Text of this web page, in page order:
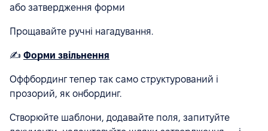
або затвердження форми
Прощавайте ручні нагадування.
✍️ Форми звільнення
Оффбординг тепер так само структурований і
прозорий, як онбординг.
Створюйте шаблони, додавайте поля, запитуйте